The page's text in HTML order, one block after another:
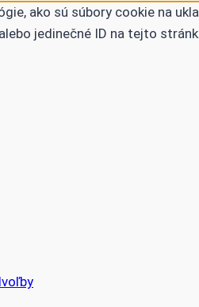
ako sú súbory cookie na
jedinečné ID na tejto